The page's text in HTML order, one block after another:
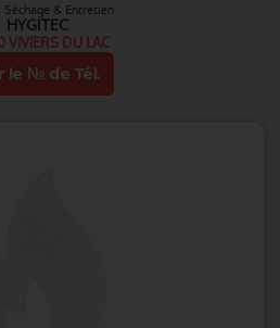
Séchage & Entretien
HYGITEC
VIVIERS DU LAC
le № de Tél.